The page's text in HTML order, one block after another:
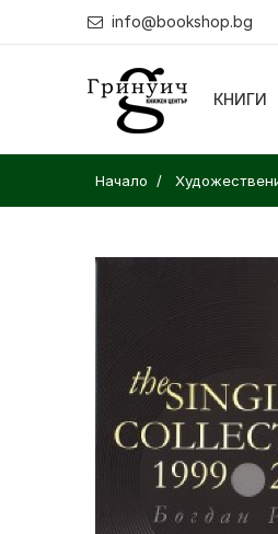
info@bookshop.bg
КНИГИ
Начало